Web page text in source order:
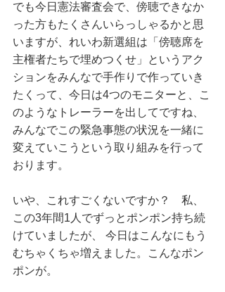
でも今日憲法審査会で、傍聴できなか
った方もたくさんいらっしゃるかと思
いますが、れいわ新選組は「傍聴席を
主権者たちで埋めつくせ」というアク
ションをみんなで手作りで作っていき
たくって、今日は4つのモニターと、こ
のようなトレーラーを出してですね、
みんなでこの緊急事態の状況を一緒に
変えていこうという取り組みを行って
おります。
いや、これすごくないですか？　私、
この3年間1人でずっとポンポン持ち続
けていましたが、 今日はこんなにもう
むちゃくちゃ増えました。こんなポン
ポンが。